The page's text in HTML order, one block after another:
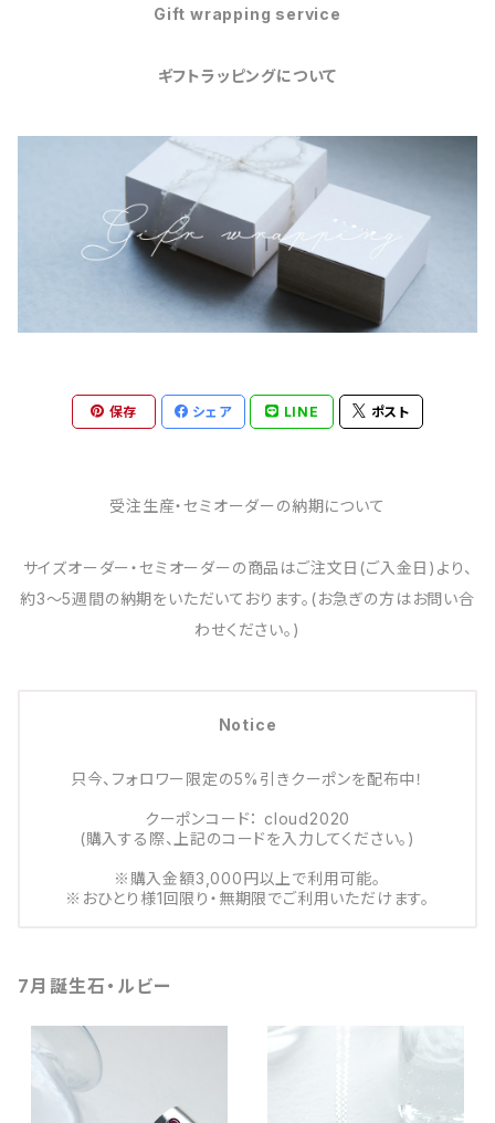
Gift wrapping service
ギフトラッピングについて
保存 シェア LINE ポスト
受注生産・セミオーダーの納期について
サイズオーダー・セミオーダーの商品はご注文日(ご入金日)より、
約3～5週間の納期をいただいております。(お急ぎの方はお問い合
わせください。)
Notice
只今、フォロワー限定の5%引きクーポンを配布中！
クーポンコード： cloud2020
(購入する際、上記のコードを入力してください。)
※購入金額3,000円以上で利用可能。
※おひとり様1回限り・無期限でご利用いただけます。
7月誕生石・ルビー